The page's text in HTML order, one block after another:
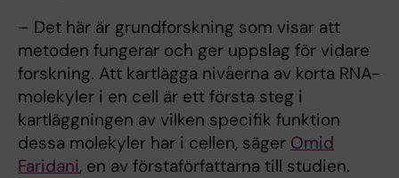
– Det här är grundforskning som visar att
metoden fungerar och ger uppslag för vidare
forskning. Att kartlägga nivåerna av korta RNA-
molekyler i en cell är ett första steg i
kartläggningen av vilken specifik funktion
dessa molekyler har i cellen, säger Omid
Faridani, en av förstaförfattarna till studien.